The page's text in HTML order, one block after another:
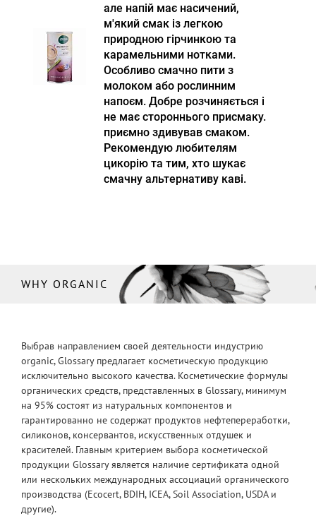
але напій має насичений,
м'який смак із легкою
природною гірчинкою та
карамельними нотками.
Особливо смачно пити з
молоком або рослинним
напоєм. Добре розчиняється і
не має стороннього присмаку.
приємно здивував смаком.
Рекомендую любителям
цикорію та тим, хто шукає
смачну альтернативу каві.
WHY ORGANIC
Выбрав направлением своей деятельности индустрию
organic, Glossary предлагает косметическую продукцию
исключительно высокого качества. Косметические формулы
органических средств, представленных в Glossary, минимум
на 95% состоят из натуральных компонентов и
гарантированно не содержат продуктов нефтепереработки,
силиконов, консервантов, искусственных отдушек и
красителей. Главным критерием выбора косметической
продукции Glossary является наличие сертификата одной
или нескольких международных ассоциаций органического
производства (Ecocert, BDIH, ICEA, Soil Association, USDA и
другие).